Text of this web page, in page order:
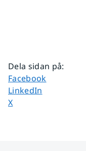
Dela sidan på:
Dela sidan på
Facebook
Dela sidan på
LinkedIn
Dela sidan på
X